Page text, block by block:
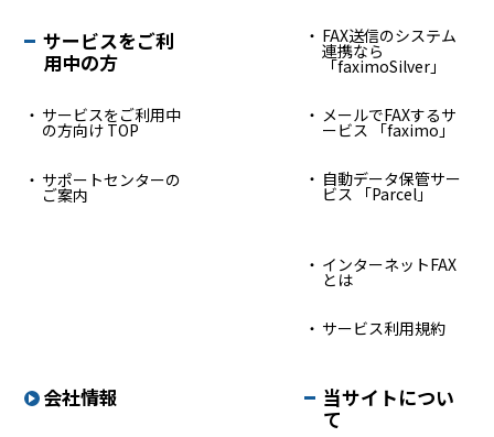
サービスをご利
用中の方
サービスをご利用中
の方向け TOP
サポートセンターの
ご案内
FAX送信のシステム
連携なら
「faximoSilver」
メールでFAXするサ
ービス 「faximo」
自動データ保管サー
ビス 「Parcel」
インターネットFAX
とは
サービス利用規約
会社情報
当サイトについ
て